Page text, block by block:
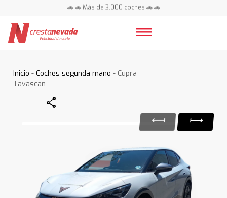
🚗 🚗 Más de 3.000 coches 🚗 🚗
Inicio -Coches segunda mano - Cupra
Tavascan
Share